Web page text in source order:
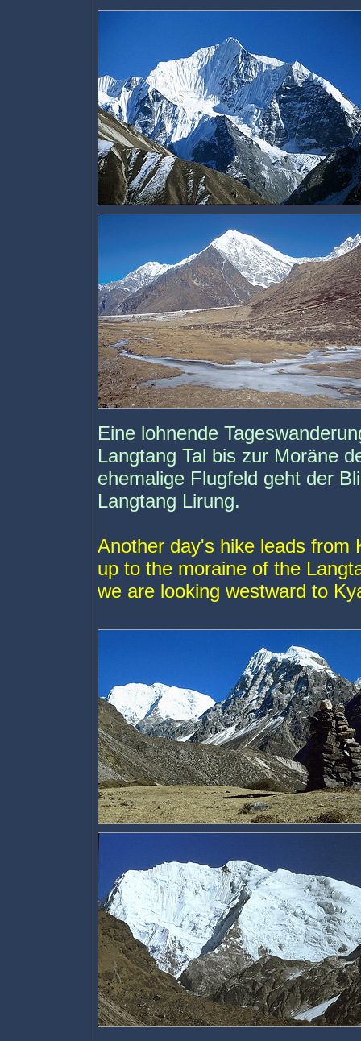
Eine lohnende
Langtang Tal bis zur Moräne
ehemalige Flugfeld geht der
Langtang Lirung.
Another day's hike leads from
up to the moraine of the
we are looking westward to